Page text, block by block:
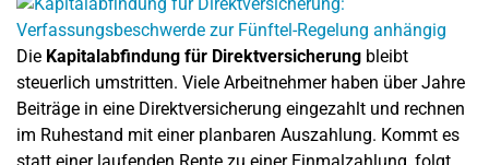
Die Kapitalabfindung für Direktversicherung bleibt
steuerlich umstritten. Viele Arbeitnehmer haben über Jahre
Beiträge in eine Direktversicherung eingezahlt und rechnen
im Ruhestand mit einer planbaren Auszahlung. Kommt es